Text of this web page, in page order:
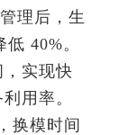
理后，生
40%。
实现快
用率。
换模时间